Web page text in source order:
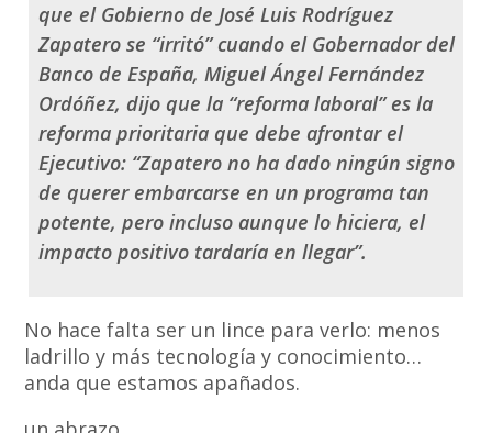
que el Gobierno de José Luis Rodríguez
Zapatero se “irritó” cuando el Gobernador del
Banco de España, Miguel Ángel Fernández
Ordóñez, dijo que la “reforma laboral” es la
reforma prioritaria que debe afrontar el
Ejecutivo: “Zapatero no ha dado ningún signo
de querer embarcarse en un programa tan
potente, pero incluso aunque lo hiciera, el
impacto positivo tardaría en llegar”.
No hace falta ser un lince para verlo: menos
ladrillo y más tecnología y conocimiento…
anda que estamos apañados.